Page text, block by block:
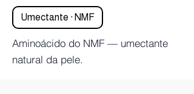
Umectante · NMF
Aminoácido do NMF — umectante
natural da pele.